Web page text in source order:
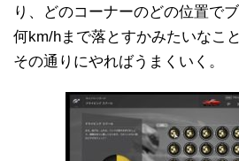
り、どのコーナーのどの位置で
何km/hまで落とすかみたいなこ
その通りにやればうまくいく。